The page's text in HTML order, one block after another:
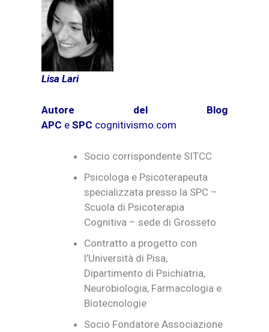
Lisa Lari
Autore del Blog
APC e SPC cognitivismo.com
Socio corrispondente SITCC
Psicologa e Psicoterapeuta
specializzata presso la SPC –
Scuola di Psicoterapia
Cognitiva – sede di Grosseto
Contratto a progetto con
l’Università di Pisa,
Dipartimento di Psichiatria,
Neurobiologia, Farmacologia e
Biotecnologie
Socio Fondatore Associazione